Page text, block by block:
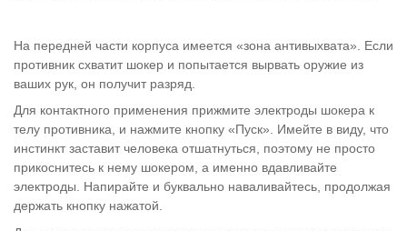
На передней части корпуса имеется «зона антивыхвата». Если
противник схватит шокер и попытается вырвать оружие из
ваших рук, он получит разряд.
Для контактного применения прижмите электроды шокера к
телу противника, и нажмите кнопку «Пуск». Имейте в виду, что
инстинкт заставит человека отшатнуться, поэтому не просто
прикоснитесь к нему шокером, а именно вдавливайте
электроды. Напирайте и буквально наваливайтесь, продолжая
держать кнопку нажатой.